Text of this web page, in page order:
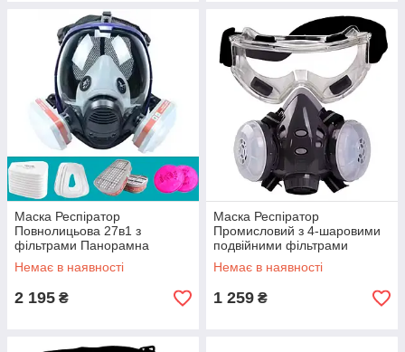
Маска Респіратор
Повнолицьова 27в1 з
фільтрами Панорамна
Захист від пилу фарби
протитуманний Захист від
формальдегіду для роботи з
Немає в наявності
2 195 ₴
Маска Респіратор
Промисловий з 4-шаровими
подвійними фільтрами
Захист від пилу фарби
хімікатів Прозора
Немає в наявності
1 259 ₴